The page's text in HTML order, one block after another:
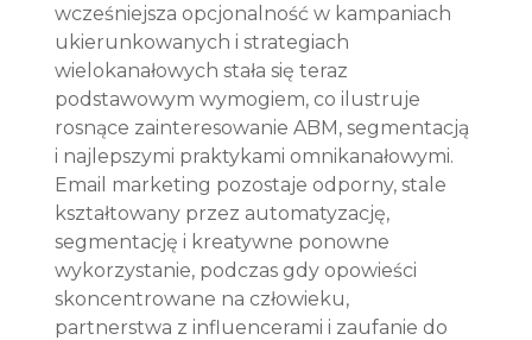
wcześniejsza opcjonalność w kampaniach
ukierunkowanych i strategiach
wielokanałowych stała się teraz
podstawowym wymogiem, co ilustruje
rosnące zainteresowanie ABM, segmentacją
i najlepszymi praktykami omnikanałowymi.
Email marketing pozostaje odporny, stale
kształtowany przez automatyzację,
segmentację i kreatywne ponowne
wykorzystanie, podczas gdy opowieści
skoncentrowane na człowieku,
partnerstwa z influencerami i zaufanie do